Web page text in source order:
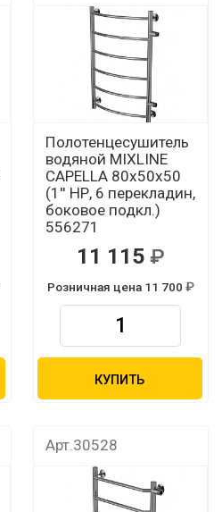
Полотенцесушитель
водяной MIXLINE
CAPELLA 80х50х50
(1'' НР, 6 перекладин,
боковое подкл.)
556271
11 115
Розничная цена 11 700
КУПИТЬ
Арт.30528